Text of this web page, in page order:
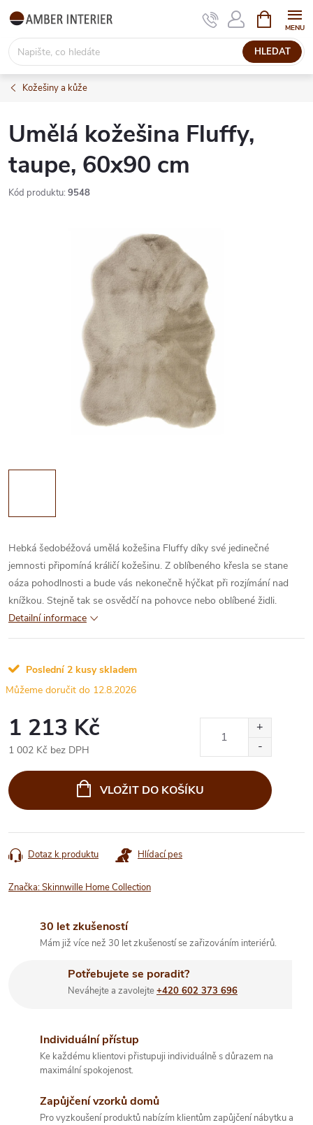
Přejít
obsah
HLEDAT
NÁKUPNÍ
KOŠÍK
Kožešiny a kůže
Umělá kožešina Fluffy,
taupe, 60x90 cm
Kód produktu: 9548
Hebká šedobéžová umělá kožešina Fluffy díky své jedinečné
jemnosti připomíná králičí kožešinu. Z oblíbeného křesla se stane
oáza pohodlnosti a bude vás nekonečně hýčkat při rozjímání nad
knížkou. Stejně tak se osvědčí na pohovce nebo oblíbené židli.
Detailní informace
Poslední 2 kusy skladem
12.8.2026
1 213 Kč
1 002 Kč bez DPH
cena:
VLOŽIT DO KOŠÍKU
Dotaz k produktu Hlídací pes
Značka:Skinnwille Home Collection
30 let zkušeností
Mám již více než 30 let zkušeností se zařizováním interiérů.
Potřebujete se poradit?
Neváhejte a zavolejte+420 602 373 696
Individuální přístup
Ke každému klientovi přistupuji individuálně s důrazem na
maximální spokojenost.
Zapůjčení vzorků domů
Pro vyzkoušení produktů nabízím klientům zapůjčení nábytku a